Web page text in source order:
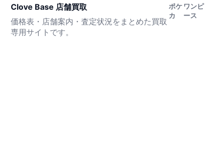
Clove Base 店舗買取
価格表・店舗案内・査定状況をまとめた買取
専用サイトです。
ポケ
カ
ワンピ
ース